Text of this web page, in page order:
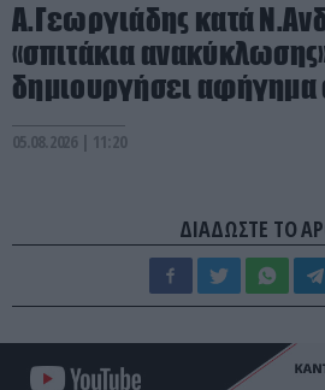
Α.Γεωργιάδης κατά
«σπιτάκια
δημιουργήσει αφήγημα
05.08.2026 | 11:20
ΔΙΑΔΩΣΤΕ ΤΟ